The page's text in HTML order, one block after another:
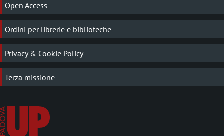
Open Access
Ordini per librerie e biblioteche
Privacy & Cookie Policy
Terza missione